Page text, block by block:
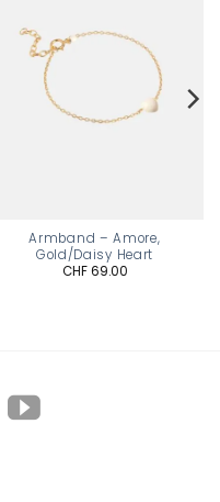
Armband – Amore,
Gold/Daisy Heart
CHF69.00